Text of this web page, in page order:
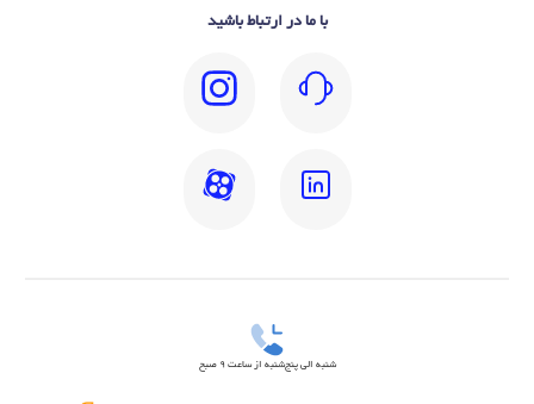
با ما در ارتباط باشید
شنبه الی پنج‌شنبه از ساعت 9 صبح